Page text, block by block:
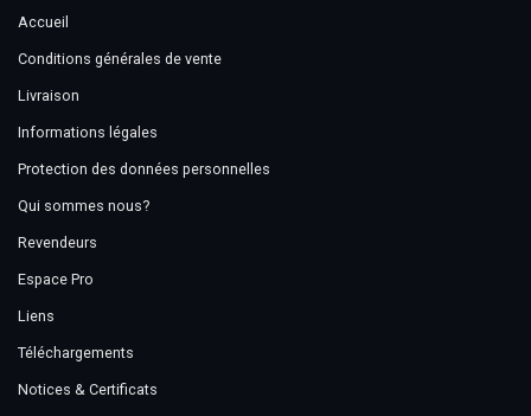
Accueil
Conditions générales de vente
Livraison
Informations légales
Protection des données personnelles
Qui sommes nous?
Revendeurs
Espace Pro
Liens
Téléchargements
Notices & Certificats